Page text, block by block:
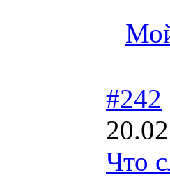
#242
Что